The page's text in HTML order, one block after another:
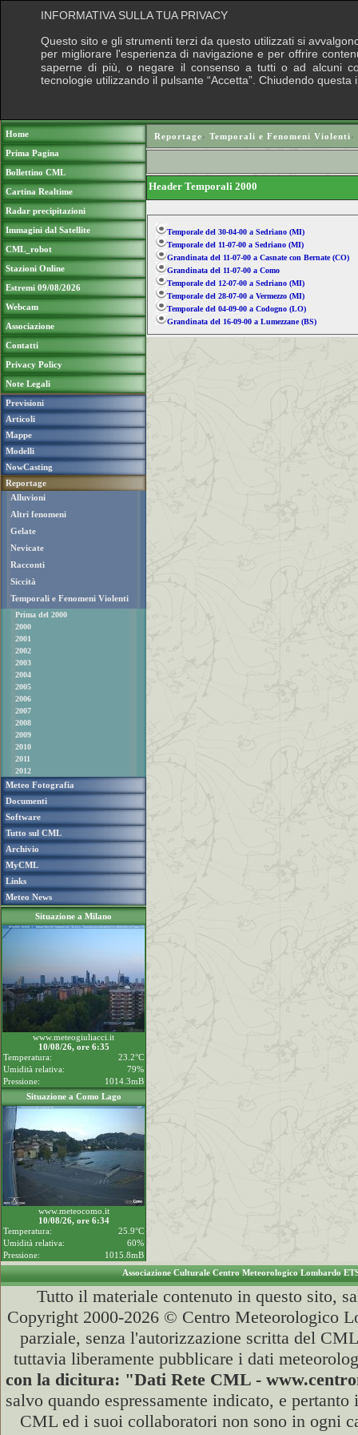
Home
Prima Pagina
Bollettino CML
Cartina Realtime
Radar precipitazioni
Immagini dal Satellite
CML_robot
Stazioni Online
Estremi 09/08/2026
Webcam
Associazione
Contatti
Privacy Policy
Note Legali
Previsioni
Articoli
Mappe
Modelli
NowCasting
Reportage
Alluvioni
Altri fenomeni
Gelate
Nevicate
Racconti
Siccità
Temporali e Fenomeni Violenti
Prima del 2000
2000
2001
2002
2003
2004
2005
2006
2007
2008
2009
2010
2011
2012
Meteo Fotografia
Documenti
Software
Tutto sul CML
Archivio
MyCML
Links
Meteo News
Situazione a Milano
www.meteogiuliacci.it
10/08/26, ore 6:35
Temperatura:
23.2°C
Umidità relativa:
79%
Pressione:
1014.3mB
Situazione a Como Lago
www.meteocomo.it
10/08/26, ore 6:34
Temperatura:
25.9°C
Umidità relativa:
60%
Pressione:
1015.8mB
Reportage› Temporali e Fenomeni Violenti›
Header Temporali 2000
Temporale del 30-04-00 a Sedriano (MI)
Temporale del 11-07-00 a Sedriano (MI)
Grandinata del 11-07-00 a Casnate con Bernate (CO)
Grandinata del 11-07-00 a Como
Temporale del 12-07-00 a Sedriano (MI)
Temporale del 28-07-00 a Vermezzo (MI)
Temporale del 04-09-00 a Codogno (LO)
Grandinata del 16-09-00 a Lumezzane (BS)
Associazione Culturale Centro Meteorologico Lombardo
Tutto il materiale contenuto in questo sito,
Copyright 2000-2026 © Centro Meteorologico
parziale, senza l'autorizzazione scritta del
tuttavia liberamente pubblicare i dati
con la dicitura: "Dati Rete CML -
salvo quando espressamente indicato, e
CML ed i suoi collaboratori non sono in ogni
INFORMATIVA SULLA TUA PRIVACY
Questo sito e gli strumenti terzi da questo utilizzati si
per migliorare l'esperienza di navigazione e per offrire
saperne di più, o negare il consenso a tutti o ad alcuni
tecnologie utilizzando il pulsante “Accetta”. Chiudendo